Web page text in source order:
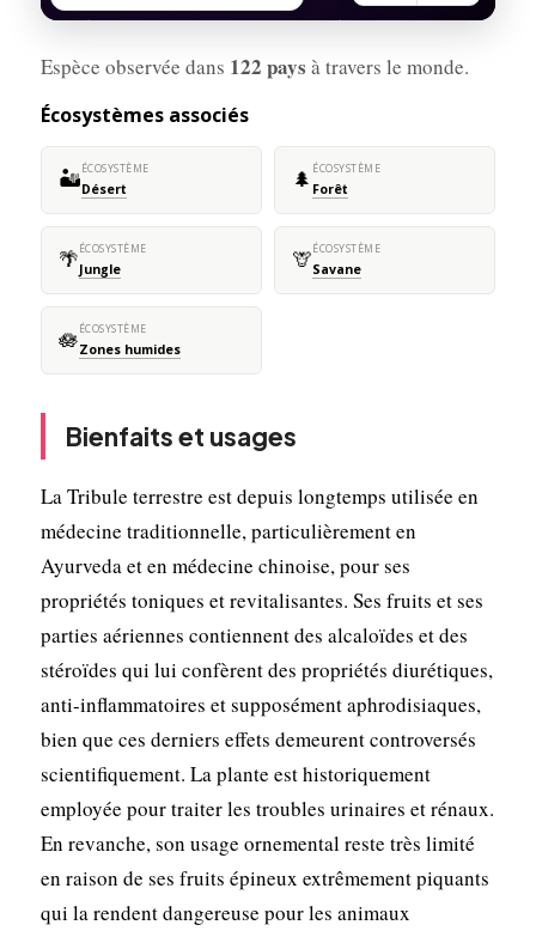
Espèce observée dans 122 pays à travers le monde.
Écosystèmes associés
🏜️ÉCOSYSTÈME
Désert 🌲 ÉCOSYSTÈME
Forêt
🌴ÉCOSYSTÈME
Jungle 🦒ÉCOSYSTÈME
Savane
🪷ÉCOSYSTÈME
Zones humides
Bienfaits et usages
La Tribule terrestre est depuis longtemps utilisée en
médecine traditionnelle, particulièrement en
Ayurveda et en médecine chinoise, pour ses
propriétés toniques et revitalisantes. Ses fruits et ses
parties aériennes contiennent des alcaloïdes et des
stéroïdes qui lui confèrent des propriétés diurétiques,
anti-inflammatoires et supposément aphrodisiaques,
bien que ces derniers effets demeurent controversés
scientifiquement. La plante est historiquement
employée pour traiter les troubles urinaires et rénaux.
En revanche, son usage ornemental reste très limité
en raison de ses fruits épineux extrêmement piquants
qui la rendent dangereuse pour les animaux